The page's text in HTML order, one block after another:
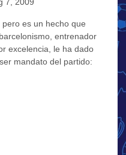
es un hecho que
entrenador
excelencia, le ha dado
mandato del partido: